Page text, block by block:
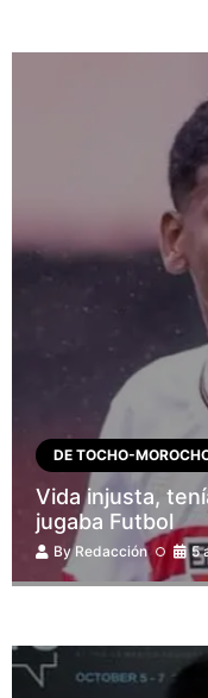
DE TOCHO-
Vida injusta,
jugaba Futbol
ByRedacción 5